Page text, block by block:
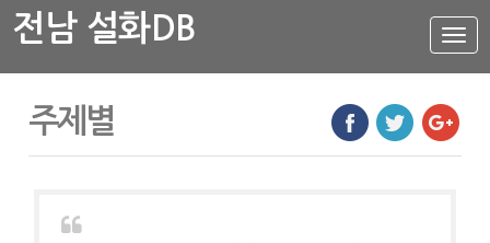
설
화
메
전남 설화DB
설화DB
통합검색
주제별